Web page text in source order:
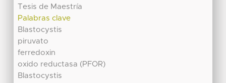
Tesis de Maestría
Palabras clave
Blastocystis
piruvato
ferredoxin
oxido reductasa (PFOR)
Blastocystis